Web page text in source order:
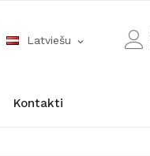
Latviešu expand_more
Kontakti